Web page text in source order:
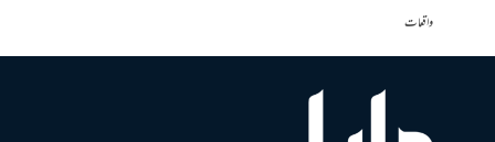
واقعات